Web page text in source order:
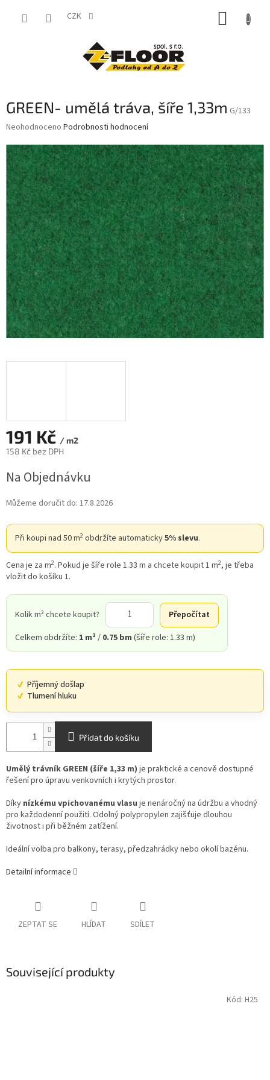
CZK
GREEN- umělá tráva, šíře 1,33m G/133
Průměrné
produktu
je
0,0
z
5
hvězdiček.
Neohodnoceno Podrobnosti hodnocení
191 Kč / m2
158 Kč bez DPH
cena:
Na Objednávku
Můžeme doručit do: 17.8.2026
Při koupi nad 50 m2 obdržíte automaticky5% slevu.
Cena je za m2. Pokud je šíře role 1.33 m a chcete koupit 1 m2, je třeba
vložit do košíku 1.
Kolik m² chcete koupit?
Přepočítat
Celkem obdržíte: 1 m²/ 0.75 bm (šíře role: 1.33 m)
Příjemný došlap
Tlumení hluku
Přidat do košíku
Umělý trávník GREEN (šíře 1,33 m) je praktické a cenově dostupné
řešení pro úpravu venkovních i krytých prostor.
Díky nízkému vpichovanému vlasu je nenáročný na údržbu a vhodný
pro každodenní použití. Odolný polypropylen zajišťuje dlouhou
životnost i při běžném zatížení.
Ideální volba pro balkony, terasy, předzahrádky nebo okolí bazénu.
Detailní informace
ZEPTAT SE HLÍDAT SDÍLET
Související produkty
Kód: H25